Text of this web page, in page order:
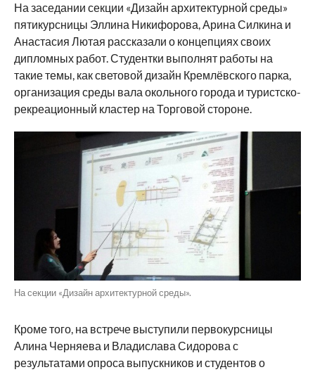
На заседании секции «Дизайн архитектурной среды»
пятикурсницы Эллина Никифорова, Арина Силкина и
Анастасия Лютая рассказали о концепциях своих
дипломных работ. Студентки выполнят работы на
такие темы, как световой дизайн Кремлёвского парка,
организация среды вала окольного города и туристско-
рекреационный кластер на Торговой стороне.
На секции «Дизайн архитектурной среды».
Кроме того, на встрече выступили первокурсницы
Алина Черняева и Владислава Сидорова с
результатами опроса выпускников и студентов о